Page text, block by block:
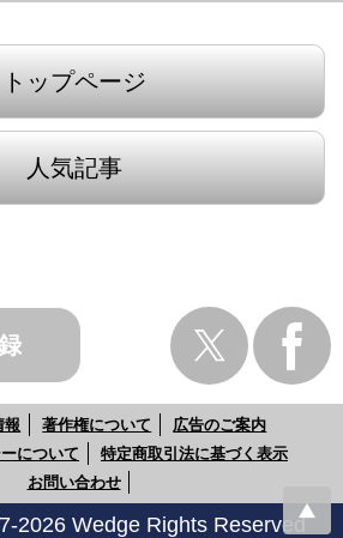
トップページ
人気記事
報 著作権について
広告のご案内
について
特定商取引法に基づく表示
お問い合わせ
2026 Wedge Rights Reserved